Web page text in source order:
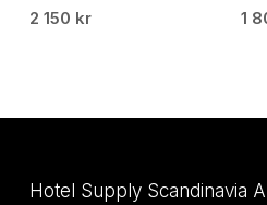
2 150 kr
1
Hotel Supply Scandinavia